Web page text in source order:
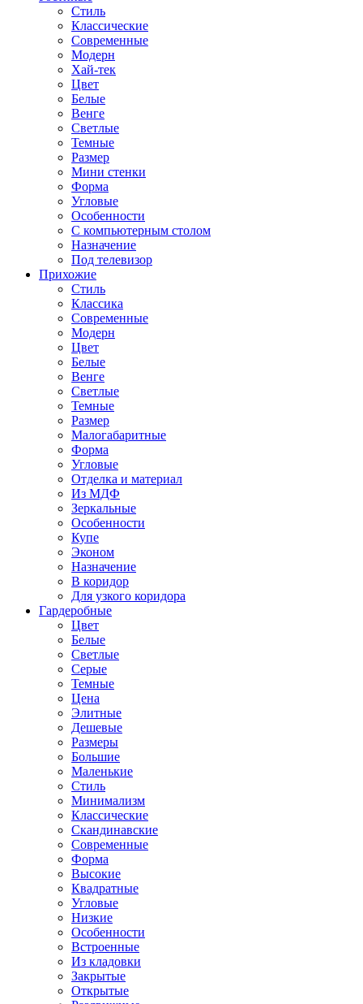
Стиль
Классические
Современные
Модерн
Хай-тек
Цвет
Белые
Венге
Светлые
Темные
Размер
Мини стенки
Форма
Угловые
Особенности
С компьютерным столом
Назначение
Под телевизор
Прихожие
Стиль
Классика
Современные
Модерн
Цвет
Белые
Венге
Светлые
Темные
Размер
Малогабаритные
Форма
Угловые
Отделка и материал
Из МДФ
Зеркальные
Особенности
Купе
Эконом
Назначение
В коридор
Для узкого коридора
Гардеробные
Цвет
Белые
Светлые
Серые
Темные
Цена
Элитные
Дешевые
Размеры
Большие
Маленькие
Стиль
Минимализм
Классические
Скандинавские
Современные
Форма
Высокие
Квадратные
Угловые
Низкие
Особенности
Встроенные
Из кладовки
Закрытые
Открытые